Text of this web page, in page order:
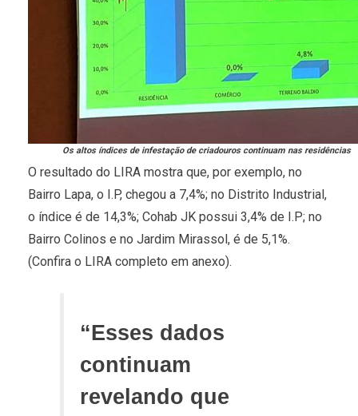
Os altos índices de infestação de criadouros continuam nas residências
O resultado do LIRA mostra que, por exemplo, no
Bairro Lapa, o I.P, chegou a 7,4%; no Distrito Industrial,
o índice é de 14,3%; Cohab JK possui 3,4% de I.P; no
Bairro Colinos e no Jardim Mirassol, é de 5,1%.
(Confira o LIRA completo em anexo).
“Esses dados
continuam
revelando que